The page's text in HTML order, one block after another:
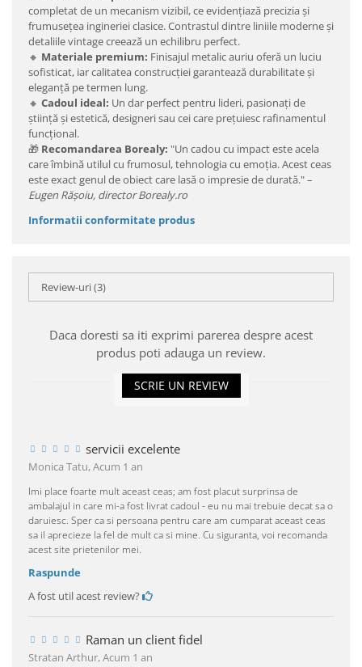
completat de un mecanism vizibil, ce evidențiază precizia și
frumusețea ingineriei clasice. Contrastul dintre liniile moderne și
detaliile vintage creează un echilibru perfect.
🔸 Materiale premium: Finisajul metalic auriu oferă un luciu
sofisticat, iar calitatea construcției garantează durabilitate și
eleganță pe termen lung.
🔸 Cadoul ideal: Un dar perfect pentru lideri, pasionați de
știință și estetică, designeri sau cei care prețuiesc rafinamentul
funcțional.
🎁 Recomandarea Borealy: "Un cadou cu impact este acela
care îmbină utilul cu frumosul, tehnologia cu emoția. Acest ceas
este exact genul de obiect care lasă o impresie de durată." –
Eugen Rășoiu, director Borealy.ro
Informatii conformitate produs
Review-uri(3)
Daca doresti sa iti exprimi parerea despre acest
produs poti adauga un review.
SCRIE UN REVIEW
servicii excelente
Monica Tatu,Acum 1 an
Imi place foarte mult aceast ceas; am fost placut surprinsa de
ambalajul in care mi-a fost livrat cadoul - eu nu mai trebuie decat sa o
daruiesc. Sper ca si persoana pentru care am cumparat aceast ceas
sa il aprecieze la fel de mult ca si mine. Cu siguranta, voi recomanda
acest site prietenilor mei.
Raspunde
A fost util acest review?
Raman un client fidel
Stratan Arthur,Acum 1 an